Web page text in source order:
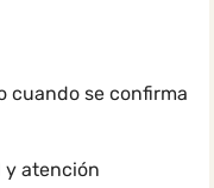
cuando se confirma
y atención